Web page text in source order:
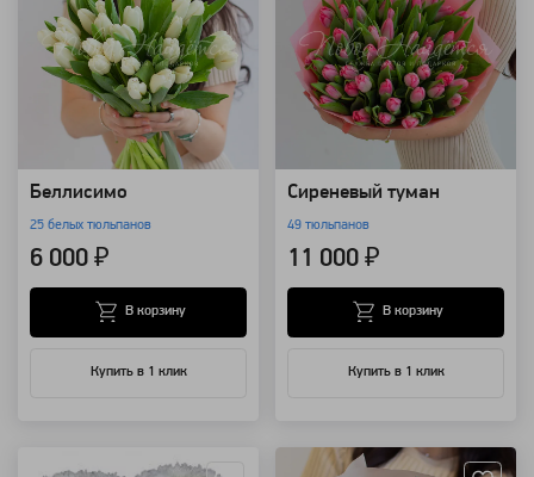
Беллисимо
25 белых тюльпанов
6 000 ₽
Купить в 1 клик
В корзину
Сиреневый туман
49 тюльпанов
11 000 ₽
Купить в 1 клик
В корзину